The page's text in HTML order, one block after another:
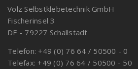
Volz Selbstklebetechnik GmbH
Fischerinsel 3
DE - 79227 Schallstadt
Telefon: +49 (0) 76 64 / 50500 - 0
Telefax: +49 (0) 76 64 / 50500 - 50